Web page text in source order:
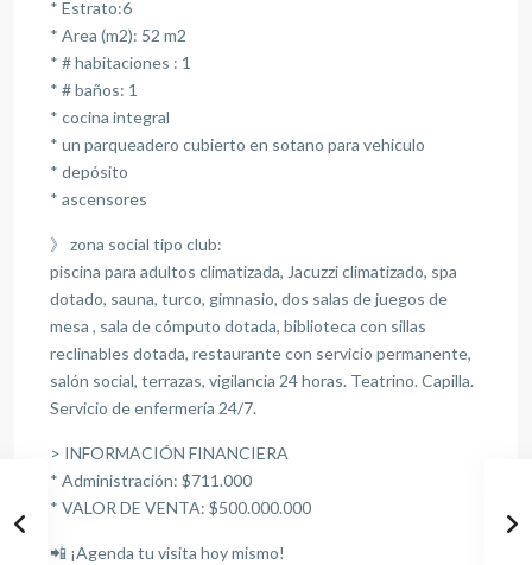
* Estrato:6
* Area (m2): 52 m2
* # habitaciones : 1
* # baños: 1
* cocina integral
* un parqueadero cubierto en sotano para vehiculo
* ⁠depósito
* ascensores
》 zona social tipo club:
piscina para adultos climatizada, Jacuzzi climatizado, spa
dotado, sauna, turco, gimnasio, dos salas de juegos de
mesa , sala de cómputo dotada, biblioteca con sillas
reclinables dotada, restaurante con servicio permanente,
salón social, terrazas, vigilancia 24 horas. Teatrino. Capilla.
Servicio de enfermería 24/7.
> INFORMACIÓN FINANCIERA
* Administración: $711.000
* VALOR DE VENTA: $500.000.000
📲 ¡Agenda tu visita hoy mismo!